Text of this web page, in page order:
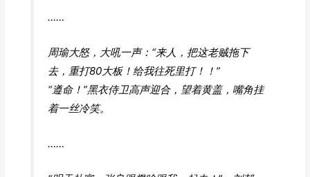
……
周瑜大怒，大吼一声：“来人，把这老贼拖下
去，重打80大板！给我往死里打！！”
“遵命！”黑衣侍卫高声迎合，望着黄盖，嘴角挂
着一丝冷笑。
……